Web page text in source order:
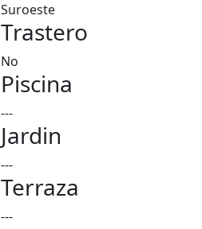
Suroeste
Trastero
No
Piscina
---
Jardin
---
Terraza
---